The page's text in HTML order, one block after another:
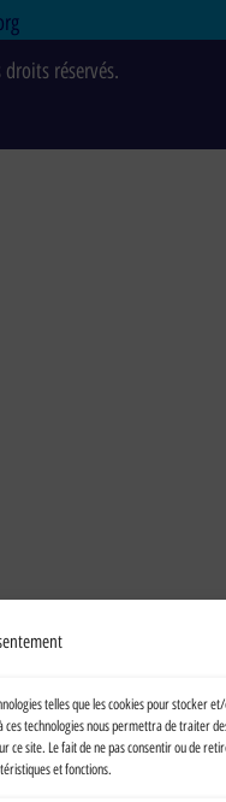
telles que les cookies pour stocker
technologies nous permettra de traiter
ce site. Le fait de ne pas consentir ou de
et fonctions.
droits réservés.